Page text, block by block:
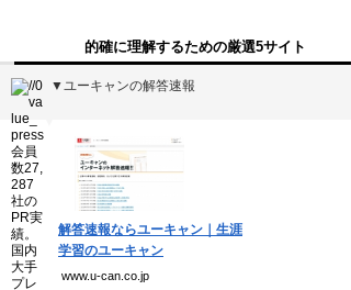
的確に理解するための厳選5サイト
▼ユーキャンの解答速報
解答速報ならユーキャン｜生涯
学習のユーキャン
www.u-can.co.jp
Curated Mediaについて
利用規約
運営会社
Copyright(C) Ea.Inc.
All Right Reserved.